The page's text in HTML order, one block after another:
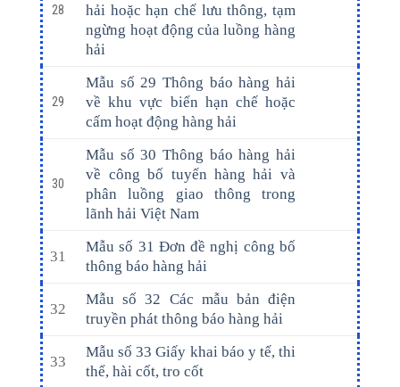
28
hải hoặc hạn chế lưu thông, tạm
ngừng hoạt động của luồng hàng
hải
29
Mẫu số 29 Thông báo hàng hải
về khu vực biển hạn chế hoặc
cấm hoạt động hàng hải
30
Mẫu số 30 Thông báo hàng hải
về công bố tuyến hàng hải và
phân luồng giao thông trong
lãnh hải Việt Nam
31
Mẫu số 31 Đơn đề nghị công bố
thông báo hàng hải
32
Mẫu số 32 Các mẫu bản điện
truyền phát thông báo hàng hải
33
Mẫu số 33 Giấy khai báo y tế, thi
thể, hài cốt, tro cốt